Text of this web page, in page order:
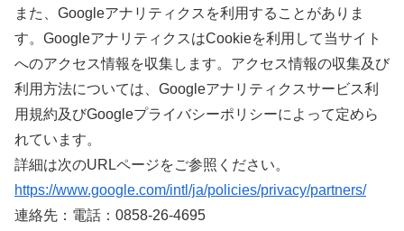
また、Googleアナリティクスを利用することがありま
す。GoogleアナリティクスはCookieを利用して当サイト
へのアクセス情報を収集します。アクセス情報の収集及び
利用方法については、Googleアナリティクスサービス利
用規約及びGoogleプライバシーポリシーによって定めら
れています。
詳細は次のURLページをご参照ください。
https://www.google.com/intl/ja/policies/privacy/partners/
連絡先：電話：0858-26-4695